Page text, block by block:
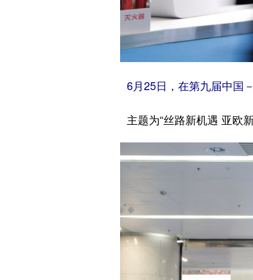
6月25日，在第九届中国－
主题为“丝路新机遇 亚欧新